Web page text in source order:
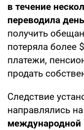
в течение
переводила
получить
потеряла более
платежи,
продать
Следствие
направлялись
международной